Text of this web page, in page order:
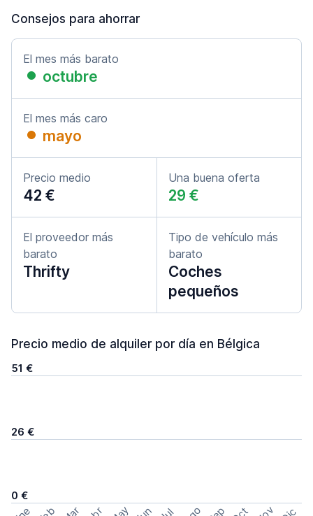
Consejos para ahorrar
El mes más barato
octubre
El mes más caro
mayo
Precio medio
42 €
Una buena oferta
29 €
El proveedor más
barato
Thrifty
Tipo de vehículo más
barato
Coches
pequeños
Precio medio de alquiler por día en Bélgica
51 €
26 €
0 €